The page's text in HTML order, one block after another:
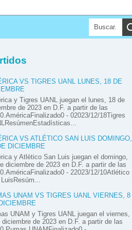
VS TIGRES UANL LUNES, 18 DE
y Tigres UANL juegan el lunes, 18 de
de 2023 en D.F. a partir de las
- 02023/12/18Tigres
VS ATLÉTICO SAN LUIS DOMINGO,
DICIEMBRE
y Atlético San Luis juegan el domingo,
diciembre de 2023 en D.F. a partir de las
- 22023/12/10Atlético
UNAM VS TIGRES UANL VIERNES, 8
UNAM y Tigres UANL juegan el viernes,
diciembre de 2023 en D.F. a partir de las